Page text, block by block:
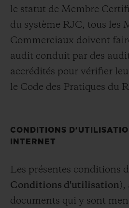
le statut de Membre
du système RJC, tous les
Commerciaux doivent
audit conduit par des
accrédités pour vérifier
le Code des Pratiques du
CONDITIONS
INTERNET
Les présentes conditions
Conditions d'utilisation),
documents qui y sont